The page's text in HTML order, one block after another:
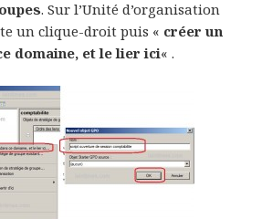
. Sur l’Unité d’organisation
un clique-droit puis « créer un
domaine, et le lier ici« .